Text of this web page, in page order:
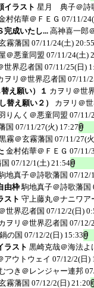
イラスト 星月 典子＠詩
村佑華＠ＦＥＧ 07/11/
完成いたし... 高神喜一郎
霧藩国 07/11/24(土) 20:55
＠悪童同盟 07/11/24(土)
世界忍者国 07/11/25(日)
ヲリ＠世界忍者国 07/11/
え願い）１ カヲリ＠世
替え願い２）
カヲリ＠
りんく＠悪童同盟 07/11/
国 07/11/27(火) 17:27
霧＠玄霧藩国 07/11/27(
金村佑華＠ＦＥＧ 07/11/
07/12/1(土) 21:54
地真子＠詩歌藩国 07/12/
由枠 駒地真子＠詩歌藩国
スト 守上藤丸＠ナニワア
世界忍者国 07/12/2(日)
ヲリ＠世界忍者国 07/12/
の国 07/12/2(日) 15:33
ラスト 黒崎克哉＠海法よ
アウトウェイ 07/12/2(日)
つき＠レンジャー連邦
霧藩国 07/12/2(日) 21:20